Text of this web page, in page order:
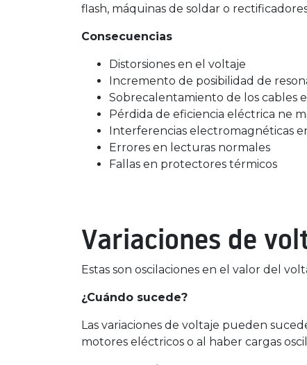
flash, máquinas de soldar o
Consecuencias
Distorsiones en el voltaje
Incremento de posibilidad de
Sobrecalentamiento de los cables
Pérdida de eficiencia eléctrica ne
Interferencias electromagnéticas
Errores en lecturas normales
Fallas en protectores térmicos
Variaciones de
Estas son oscilaciones en el valor del
¿Cuándo sucede?
Las variaciones de voltaje pueden
motores eléctricos o al haber cargas